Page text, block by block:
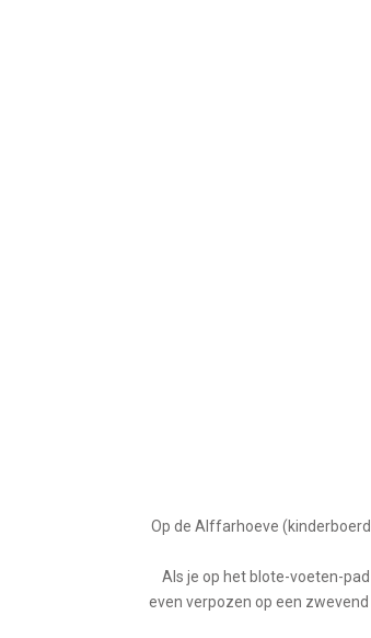
Op de Alffarhoeve
Als je op het blote-voeten-
even verpozen op een